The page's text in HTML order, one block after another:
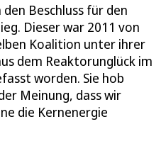
Beschluss für den
Dieser war 2011 von
Koalition unter ihrer
dem Reaktorunglück im
worden. Sie hob
Meinung, dass wir
die Kernenergie